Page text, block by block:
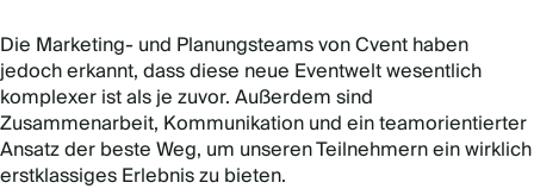
Die Marketing- und Planungsteams von Cvent haben
jedoch erkannt, dass diese neue Eventwelt wesentlich
komplexer ist als je zuvor. Außerdem sind
Zusammenarbeit, Kommunikation und ein teamorientierter
Ansatz der beste Weg, um unseren Teilnehmern ein wirklich
erstklassiges Erlebnis zu bieten.